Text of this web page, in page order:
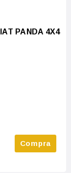
PANDA 4X4
Compra